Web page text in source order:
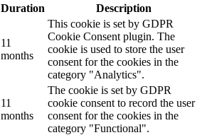
Duration Description
11
months
This cookie is set by GDPR
Cookie Consent plugin. The
cookie is used to store the user
consent for the cookies in the
category "Analytics".
11
months
The cookie is set by GDPR
cookie consent to record the user
consent for the cookies in the
category "Functional".